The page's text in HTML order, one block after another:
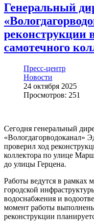
Генеральный
реконструкции
самотечного
Пресс-центр
Новости
24 октября 2025
Просмотров: 251
Сегодня генеральный
«Вологдагорводоканал»
проверил ход
коллектора по улице
до улицы Герцена.
Работы ведутся в рамках
городской
водоснабжения и
момент работы
реконструкции